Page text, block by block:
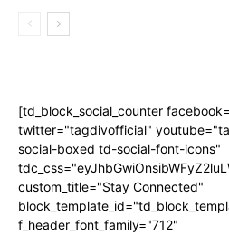
[td_block_social_counter
twitter="tagdivofficial"
social-boxed td-social-font-icons"
custom_title="Stay Connected"
f_header_font_family="712"